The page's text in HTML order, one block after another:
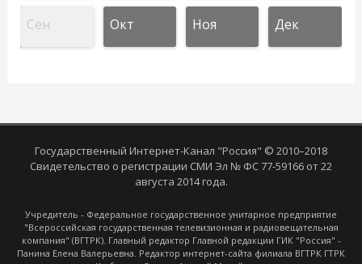
Сен Окт Ноя Дек
Государственный Интернет-Канал "Россия" © 2010–2018
Свидетельство о регистрации СМИ Эл № ФС 77-59166 от 22
августа 2014 года.
Учредитель - Федеральное государственное унитарное предприятие
"Всероссийская государственная телевизионная и радиовещательная
компания" (ВГТРК). Главный редактор Главной редакции ГИК "Россия" -
Панина Елена Валерьевна. Редактор интернет-сайта филиала ВГТРК ГТРК